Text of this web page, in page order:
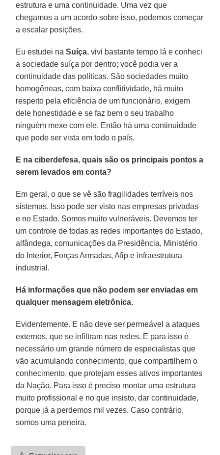
estrutura e uma continuidade. Uma vez que
chegamos a um acordo sobre isso, podemos começar
a escalar posições.
Eu estudei naSuíça, vivi bastante tempo lá e conheci
a sociedade suíça por dentro; você podia ver a
continuidade das políticas. São sociedades muito
homogêneas, com baixa conflitividade, há muito
respeito pela eficiência de um funcionário, exigem
dele honestidade e se faz bem o seu trabalho
ninguém mexe com ele. Então há uma continuidade
que pode ser vista em todo o país.
E na ciberdefesa, quais são os principais pontos a
serem levados em conta?
Em geral, o que se vê são fragilidades terríveis nos
sistemas. Isso pode ser visto nas empresas privadas
e no Estado. Somos muito vulneráveis. Devemos ter
um controle de todas as redes importantes do Estado,
alfândega, comunicações da Presidência, Ministério
do Interior, Forças Armadas, Afip e infraestrutura
industrial.
Há informações que não podem ser enviadas em
qualquer mensagem eletrônica.
Evidentemente. E não deve ser permeável a ataques
externos, que se infiltram nas redes. E para isso é
necessário um grande número de especialistas que
vão acumulando conhecimento, que compartilhem o
conhecimento, que protejam esses ativos importantes
da Nação. Para isso é preciso montar uma estrutura
muito profissional e no que insisto, dar continuidade,
porque já a perdemos mil vezes. Caso contrário,
somos uma peneira.